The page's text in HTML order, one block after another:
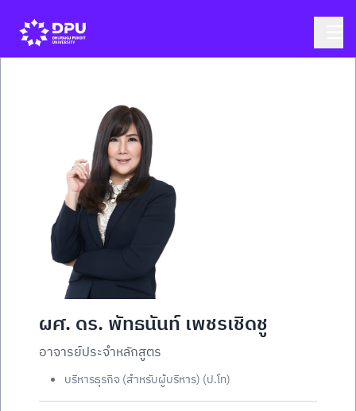
ผศ. ดร. พัทธนันท์ เพชรเชิดชู
อาจารย์ประจำหลักสูตร
บริหารธุรกิจ (สำหรับผู้บริหาร) (ป.โท)